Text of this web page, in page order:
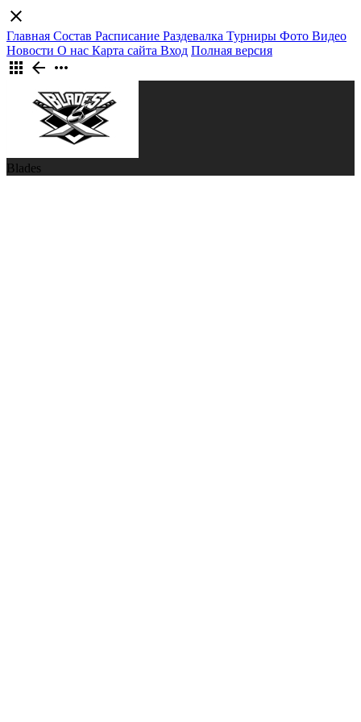
close
Главная Состав Расписание Раздевалка Турниры Фото Видео
Новости О нас Карта сайта Вход Полная версия
apps arrow_back more_horiz
Blades